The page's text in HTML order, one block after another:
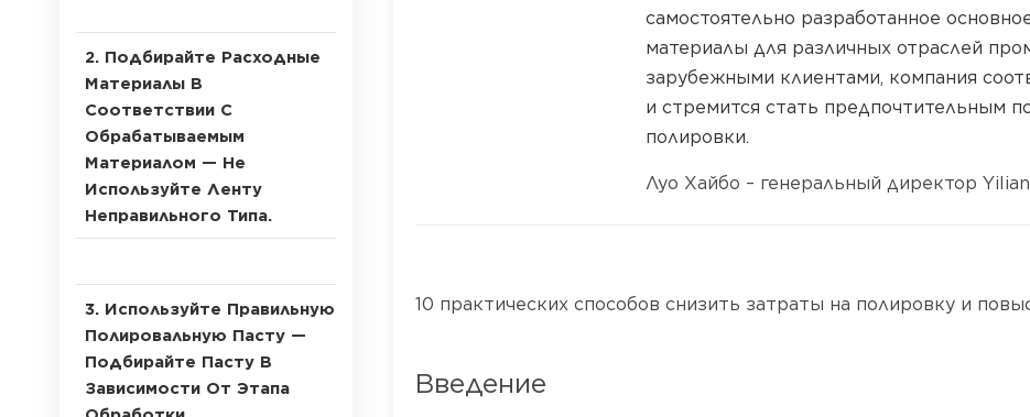
2. Подбирайте Расходные
Материалы В
Соответствии С
Обрабатываемым
Материалом — Не
Используйте Ленту
Неправильного Типа.
3. Используйте Правильную
Полировальную Пасту —
Подбирайте Пасту В
Зависимости От Этапа
самостоятельно разработанное
материалы для различных отраслей
зарубежными клиентами, компания
и стремится стать предпочтительным
полировки.
Луо Хайбо – генеральный директор
10 практических способов снизить затраты на полировку и
Введение